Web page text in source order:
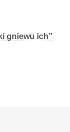
gniewu ich”